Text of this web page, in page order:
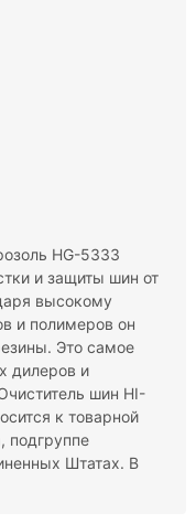
HG-5333
и защиты шин от
высокому
и полимеров он
Это самое
дилеров и
шин HI-
к товарной
подгруппе
Штатах. В